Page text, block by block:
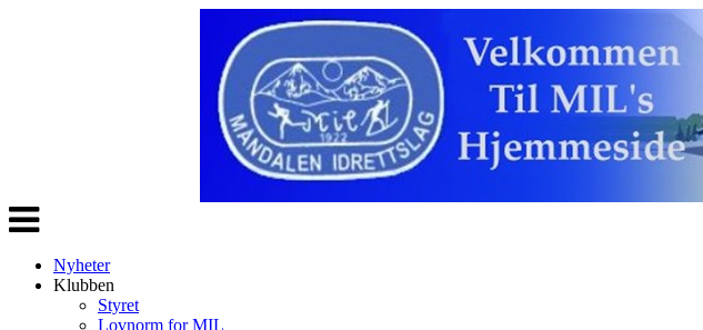
Veksle
navigasjon
Nyheter
Klubben
Styret
Lovnorm for MIL